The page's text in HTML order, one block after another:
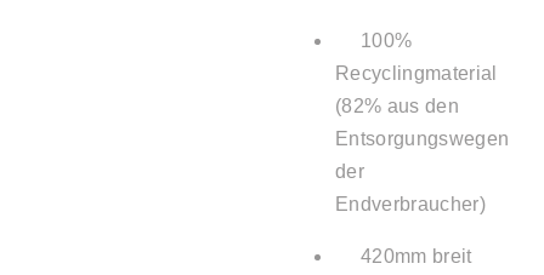
100%
Recyclingmaterial
(82% aus den
Entsorgungswegen
der
Endverbraucher)
420mm breit